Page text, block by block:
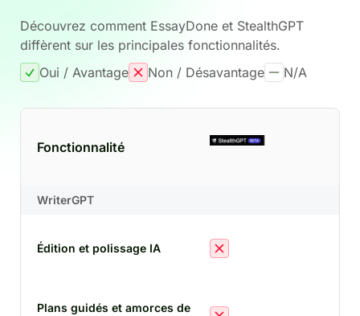
Découvrez comment EssayDone et StealthGPT
diffèrent sur les principales fonctionnalités.
Oui / Avantage
Non / Désavantage N/A
Fonctionnalité
WriterGPT
Édition et polissage IA
Plans guidés et amorces de